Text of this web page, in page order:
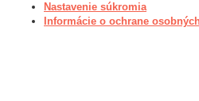
Nastavenie súkromia
Informácie o ochrane